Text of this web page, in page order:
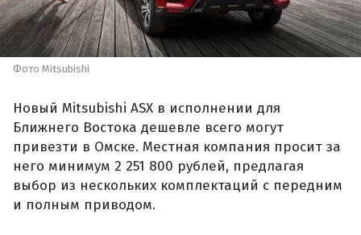
Фото Mitsubishi
Новый Mitsubishi ASX в исполнении для
Ближнего Востока дешевле всего могут
привезти в Омске. Местная компания просит за
него минимум 2 251 800 рублей, предлагая
выбор из нескольких комплектаций с передним
и полным приводом.